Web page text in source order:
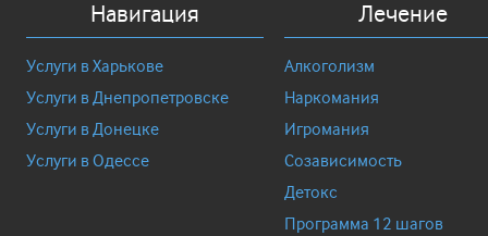
Навигация
Услуги в Харькове
Услуги в Днепропетровске
Услуги в Донецке
Услуги в Одессе
Лечение
Алкоголизм
Наркомания
Игромания
Созависимость
Детокс
Программа 12 шагов